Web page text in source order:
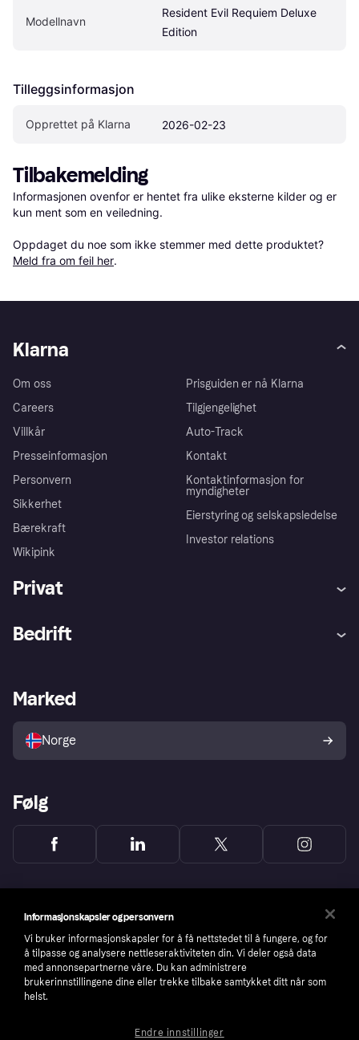
Modellnavn
Resident Evil Requiem Deluxe
Edition
Tilleggsinformasjon
Opprettet på Klarna 2026-02-23
Tilbakemelding
Informasjonen ovenfor er hentet fra ulike eksterne kilder og er
kun ment som en veiledning.
Oppdaget du noe som ikke stemmer med dette produktet?
Meld fra om feil her.
Klarna
Om oss
Careers
Villkår
Presseinformasjon
Personvern
Sikkerhet
Bærekraft
Wikipink
Prisguiden er nå Klarna
Tilgjengelighet
Auto-Track
Kontakt
Kontaktinformasjon for
myndigheter
Eierstyring og selskapsledelse
Investor relations
Privat
Utforsk butikker
Bedrift
Merchant portal
Marked
Norge
Følg
Informasjonskapsler og personvern
Vi bruker informasjonskapsler for å få nettstedet til å fungere, og for
å tilpasse og analysere nettleseraktiviteten din. Vi deler også data
med annonsepartnerne våre. Du kan administrere
brukerinnstillingene dine eller trekke tilbake samtykket ditt når som
helst.
Endre innstillinger